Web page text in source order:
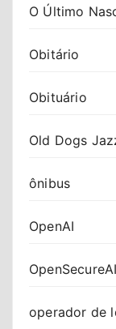
O Último
Obitário
Obituário
Old Dogs
ônibus
OpenAI
OpenSecureAI
operador de